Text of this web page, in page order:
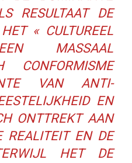
RESULTAAT DE
« CULTUREEL
MASSAAL
CONFORMISME
VAN ANTI-
EN
ONTTREKT AAN
REALITEIT EN DE
HET DE